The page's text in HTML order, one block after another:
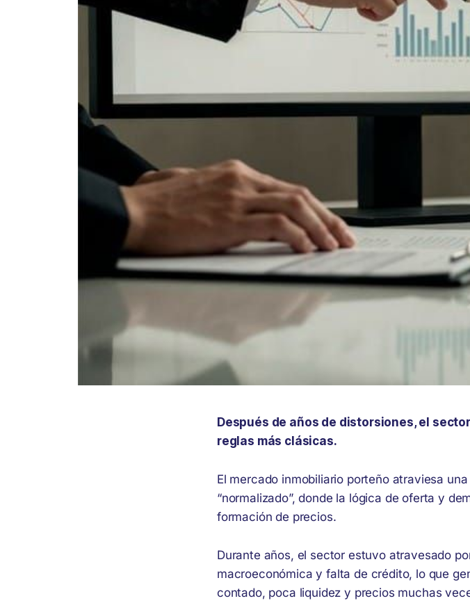
Después de años de distorsiones, el
reglas más clásicas.
El mercado inmobiliario porteño atraviesa
“normalizado”, donde la lógica de oferta y
formación de precios.
Durante años, el sector estuvo atravesado
macroeconómica y falta de crédito, lo que
contado, poca liquidez y precios muchas